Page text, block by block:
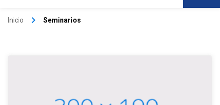
Inicio keyboard_arrow_right Seminarios